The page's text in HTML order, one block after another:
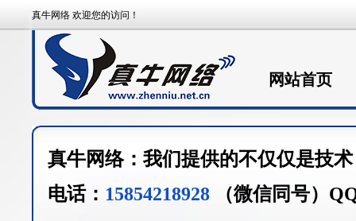
真牛网络 欢迎您的访问！
网站首页
真牛网络：我们提供的不仅仅是技
电话： 15854218928 （微信同号）